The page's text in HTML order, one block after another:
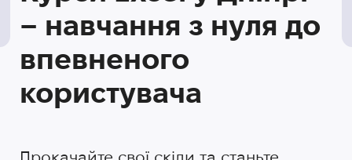
– навчання з нуля до
впевненого
користувача